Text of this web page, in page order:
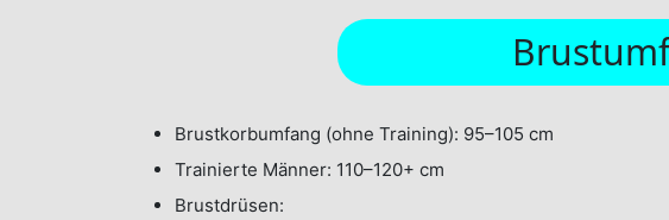
Brustkorbumfang (ohne Training): 95–105 cm
Trainierte Männer: 110–120+ cm
Brustdrüsen: